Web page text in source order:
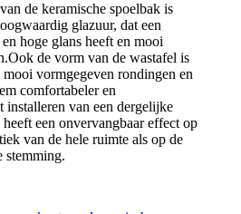
de keramische spoelbak is
glazuur, dat een
hoge glans heeft en mooi
de vorm van de wastafel is
vormgegeven rondingen en
comfortabeler en
installeren van een dergelijke
heeft een onvervangbaar effect op
van de hele ruimte als op de
stemming.